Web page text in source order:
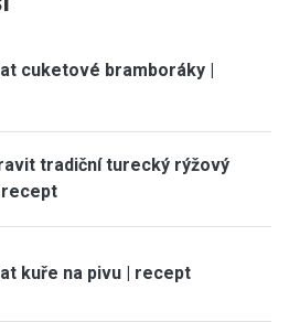
cuketové bramboráky |
tradiční turecký rýžový
kuře na pivu | recept